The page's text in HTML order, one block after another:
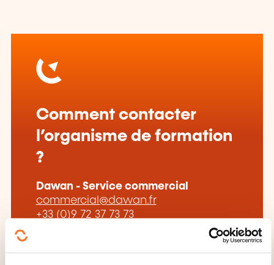
Comment contacter
l’organisme de formation
?
Dawan - Service commercial
commercial@dawan.fr
+33 (0)9 72 37 73 73
formation: DAWAN